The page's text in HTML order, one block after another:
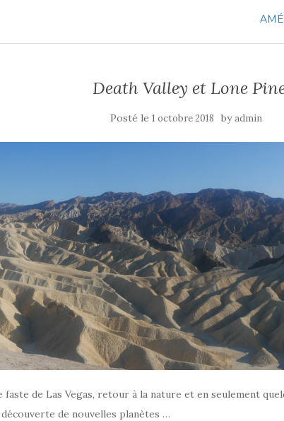
Death Valley et Lone
Posté le 1 octobre 2018 byadmin
faste de Las Vegas, retour à la nature et en seulement
de nouvelles planètes …